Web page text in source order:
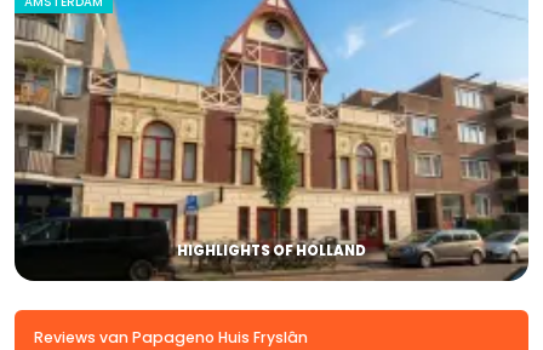
HIGHLIGHTS OF HOLLAND
Reviews van Papageno Huis Fryslân